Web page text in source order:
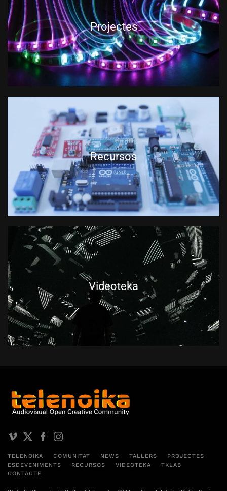
Projectes
Recursos
Videoteka
TELENOIKA COMUNITAT NEWS TALLERS
PROJECTES
ESDEVENIMENTS
RECURSOS VIDEOTEKA
TKLAB
CONTACTE